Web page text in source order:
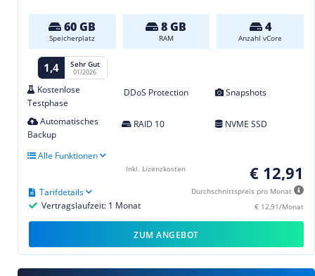
60 GB
Speicherplatz
8 GB
RAM
4
Anzahl vCore
1,4 Sehr Gut
01/2026
Kostenlose
Testphase
DDoS Protection Snapshots
Automatisches
Backup
RAID 10 NVME SSD
Alle Funktionen
€ 12,91
Durchschnittspreis pro Monat
€ 12,91/Monat
Vertragslaufzeit: 1 Monat
Tarifdetails
Inkl. Lizenzkosten
ZUM ANGEBOT